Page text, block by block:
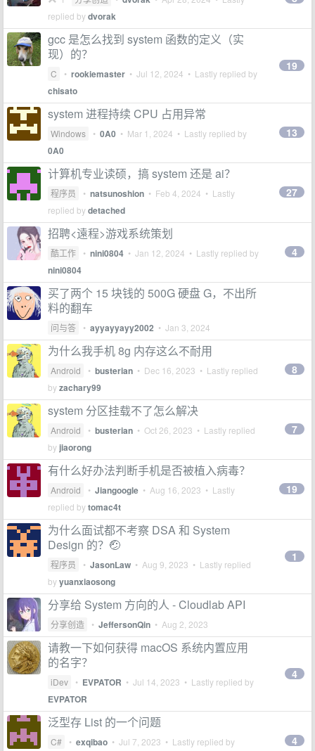
replied bydvorak
gcc 是怎么找到 system 函数的定义（实
现）的？
C • rookiemaster • Jul 12, 2024 • Lastly replied by
chisato
19
system 进程持续 CPU 占用异常
Windows • 0A0 • Mar 1, 2024 • Lastly replied by
0A0
13
计算机专业读硕，搞 system 还是 ai？
程序员 • natsunoshion • Feb 4, 2024 • Lastly
replied bydetached
27
招聘<遠程>游戏系统策划
酷工作 • nini0804 • Jan 12, 2024 • Lastly replied by
nini0804
4
买了两个 15 块钱的 500G 硬盘 G，不出所
料的翻车
问与答 • ayyayyayy2002 • Jan 3, 2024
为什么我手机 8g 内存这么不耐用
Android • busterian • Dec 16, 2023 • Lastly replied
byzachary99
8
system 分区挂载不了怎么解决
Android • busterian • Oct 26, 2023 • Lastly replied
by jiaorong
7
有什么好办法判断手机是否被植入病毒？
Android • Jiangoogle • Aug 16, 2023 • Lastly
replied bytomac4t
19
为什么面试都不考察 DSA 和 System
Design 的？🤕
程序员 • JasonLaw • Aug 9, 2023 • Lastly replied
byyuanxiaosong
1
分享给 System 方向的人 - Cloudlab API
分享创造 • JeffersonQin • Aug 2, 2023
请教一下如何获得 macOS 系统内置应用
的名字？
iDev • EVPATOR • Jul 14, 2023 • Lastly replied by
EVPATOR
4
泛型存 List 的一个问题
C# • exqibao • Jul 7, 2023 • Lastly replied by 4